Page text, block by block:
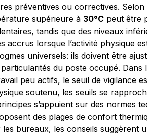
préventives ou correctives.
supérieure à 30°C peut être
tandis que des niveaux
accrus lorsque l’activité physique
universels: ils doivent être
du poste occupé. Dans
peu actifs, le seuil de vigilance
soutenu, les seuils se
s’appuient sur des normes
des plages de confort
bureaux, les conseils suggèrent